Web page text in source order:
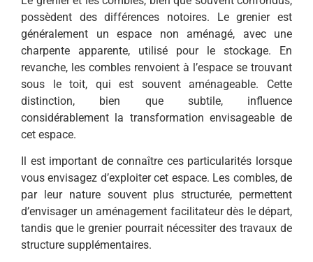
possèdent des différences notoires. Le grenier est
généralement un espace non aménagé, avec une
charpente apparente, utilisé pour le stockage. En
revanche, les combles renvoient à l’espace se trouvant
sous le toit, qui est souvent aménageable. Cette
distinction, bien que subtile, influence
considérablement la transformation envisageable de
cet espace.
Il est important de connaître ces particularités lorsque
vous envisagez d’exploiter cet espace. Les combles, de
par leur nature souvent plus structurée, permettent
d’envisager un aménagement facilitateur dès le départ,
tandis que le grenier pourrait nécessiter des travaux de
structure supplémentaires.